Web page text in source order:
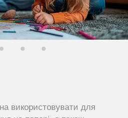
використовувати для